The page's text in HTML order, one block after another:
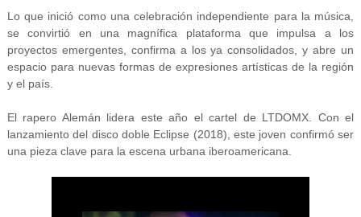
Lo que inició como una celebración independiente para la música,
se convirtió en una magnífica plataforma que impulsa a los
proyectos emergentes, confirma a los ya consolidados, y abre un
espacio para nuevas formas de expresiones artísticas de la región
y el país.
El rapero Alemán lidera este año el cartel de LTDOMX. Con el
lanzamiento del disco doble Eclipse (2018), este joven confirmó ser
una pieza clave para la escena urbana iberoamericana.